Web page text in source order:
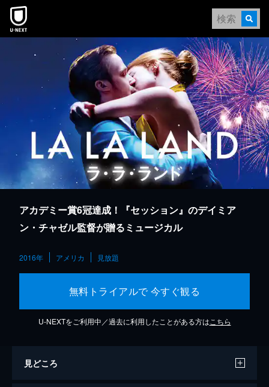
本文へスキップ
アカデミー賞6冠達成！『セッション』のデイミア
ン・チャゼル監督が贈るミュージカル
2016年 アメリカ 見放題
無料トライアルで 今すぐ観る
U-NEXTをご利用中／過去に利用したことがある方は こちら
見どころ